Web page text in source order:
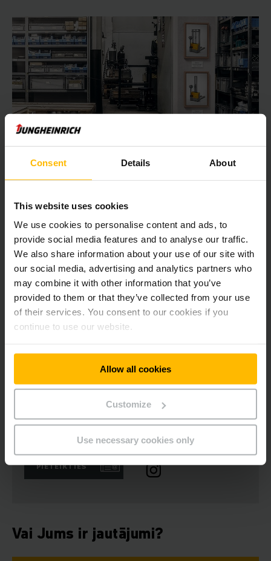
Consent Details About
This website uses cookies
We use cookies to personalise content and ads, to
provide social media features and to analyse our traffic.
We also share information about your use of our site with
our social media, advertising and analytics partners who
may combine it with other information that you’ve
provided to them or that they’ve collected from your use
of their services. You consent to our cookies if you
continue to use our website.
Allow all cookies
Customize
Use necessary cookies only
sev jaunu spēku papildinājumu. Vai tā būtu kraušana,
uzglabāšana vai transportēšana: piemērots darbinieks
atradīsies jebkuram specifiskajam darba uzdevumam.
Protams, pārbaudītajā profesionāļu kvalitātē – par īpaši
izdevīgu cenu.
UZZINĀT VAIRĀK
Informatīvais
biļetens
PIETEIKTIES
Sociālie mediji
Vai Jums ir jautājumi?